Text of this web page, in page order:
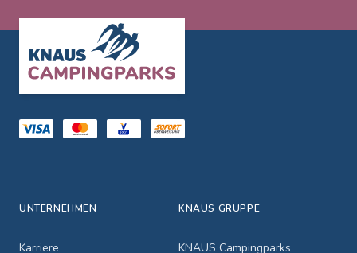
UNTERNEHMEN
Karriere
KNAUS GRUPPE
KNAUS Campingparks